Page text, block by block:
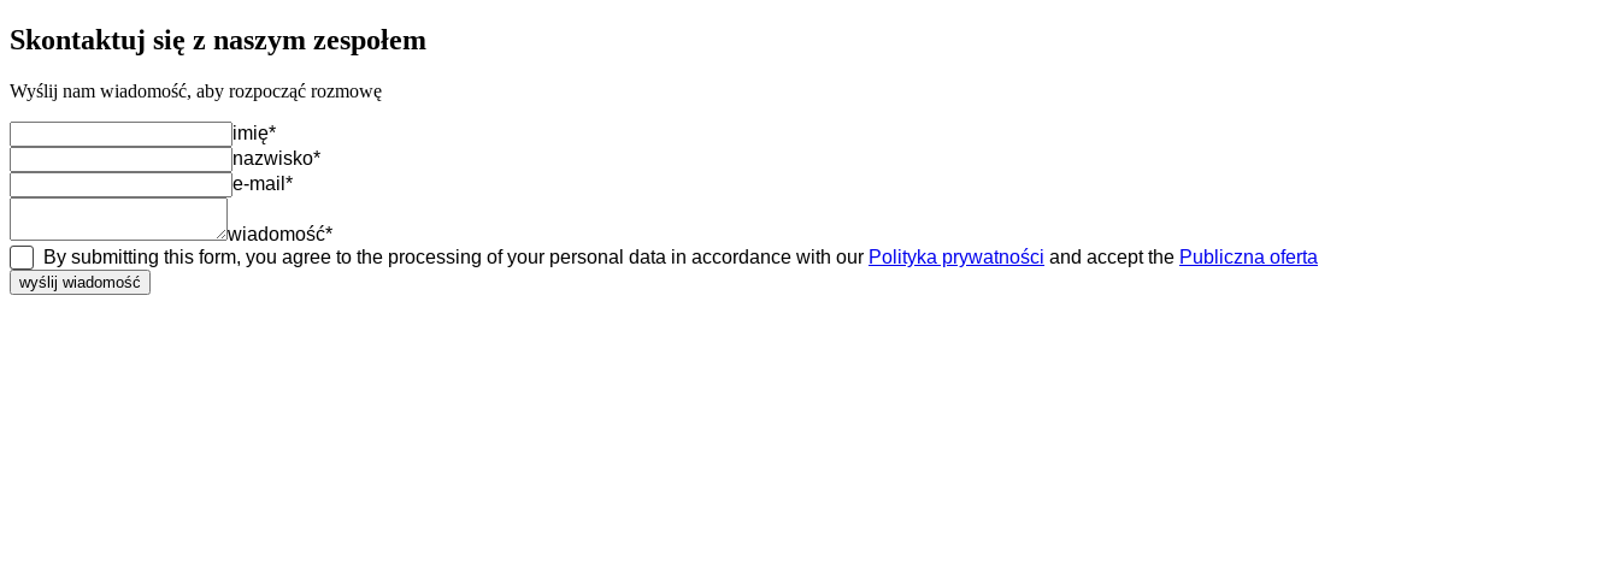
Skontaktuj się z naszym zespołem
Wyślij nam wiadomość, aby rozpocząć rozmowę
imię*
nazwisko*
e-mail*
wiadomość*
By submitting this form, you agree to the processing of your personal data in accordance with our Polityka prywatności and accept the Publiczna oferta
wyślij wiadomość